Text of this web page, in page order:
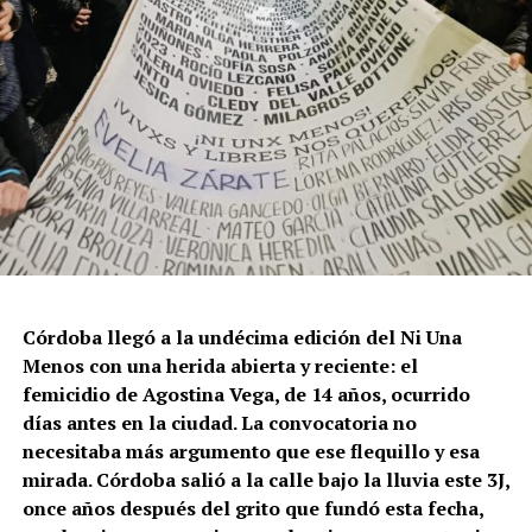
Córdoba llegó a la undécima edición del Ni Una
Menos con una herida abierta y reciente: el
femicidio de Agostina Vega, de 14 años, ocurrido
días antes en la ciudad. La convocatoria no
necesitaba más argumento que ese flequillo y esa
mirada. Córdoba salió a la calle bajo la lluvia este 3J,
once años después del grito que fundó esta fecha,